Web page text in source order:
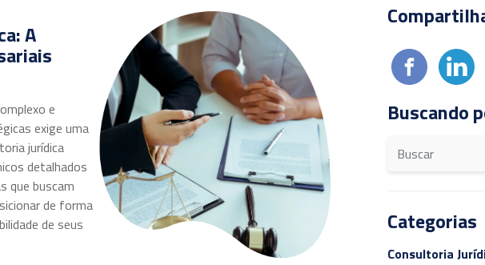
A
e
exige uma
jurídica
detalhados
que buscam
de forma
de seus
Buscando
Categorias
Consultoria